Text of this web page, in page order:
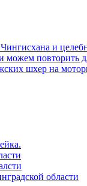
и
можем повторить
шхер на
области